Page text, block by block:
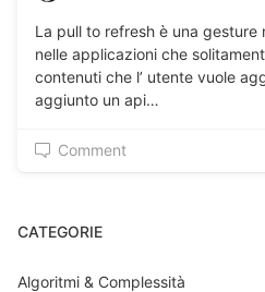
La pull to refresh è una gesture
nelle applicazioni che
contenuti che l’ utente vuole
aggiunto un api…
Comment
CATEGORIE
Algoritmi & Complessità